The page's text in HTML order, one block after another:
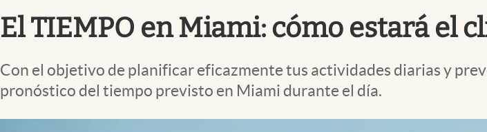
Streaming
El TIEMPO en Miami: cómo estará el
Con el objetivo de planificar eficazmente tus actividades diarias y
pronóstico del tiempo previsto en Miami durante el día.